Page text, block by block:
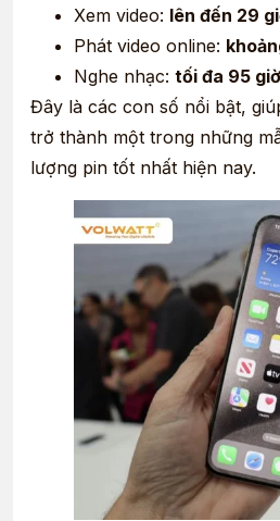
Xem video: lên đến 29
Phát video online:
Nghe nhạc: tối đa 95 giờ
Đây là các con số nổi bật,
trở thành một trong những
lượng pin tốt nhất hiện nay.